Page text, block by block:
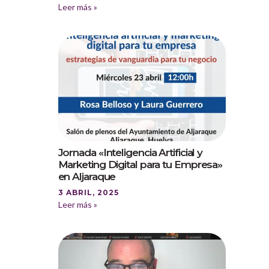
Leer más »
Jornada «Inteligencia Artificial y
Marketing Digital para tu Empresa»
en Aljaraque
3 ABRIL, 2025
Leer más »